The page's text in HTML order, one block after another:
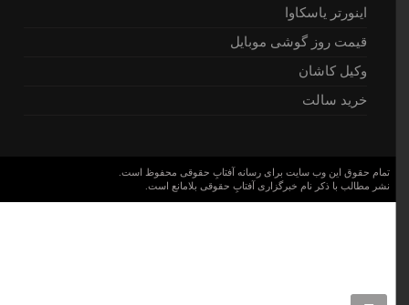
اینورتر یاسکاوا
قیمت روز گوشی موبایل
وکیل کاشان
خرید سالت
تمام حقوق این وب سایت برای رسانه آفتابِ حقوقی محفوظ است.
نشر مطالب با ذکر نام خبرگزاری آفتابِ حقوقی بلامانع است.